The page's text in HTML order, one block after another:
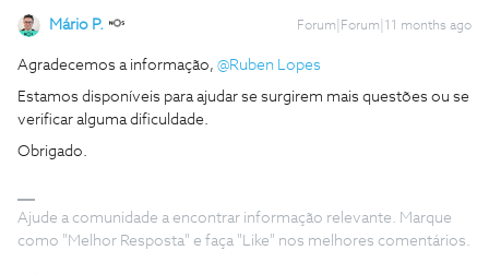
Mário P. Forum|Forum|11 months ago
Agradecemos a informação, ​ @Ruben Lopes
Estamos disponíveis para ajudar se surgirem mais questões ou se
verificar alguma dificuldade.
Obrigado.
Ajude a comunidade a encontrar informação relevante. Marque
como "Melhor Resposta" e faça "Like" nos melhores comentários.